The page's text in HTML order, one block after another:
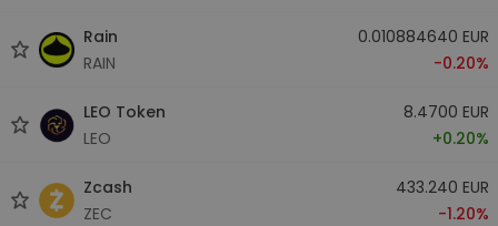
Rain
RAIN
0.010884640 EUR
-0.20%
LEO Token
LEO
8.4700 EUR
+0.20%
Zcash
ZEC
433.240 EUR
-1.20%